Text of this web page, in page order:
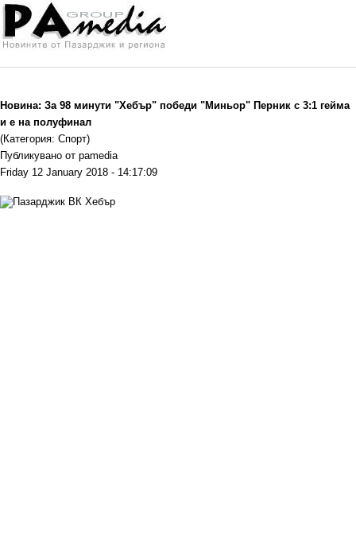
Новина: За 98 минути "Хебър" победи "Миньор" Перник с 3:1 гейма
и е на полуфинал
(Категория: Спорт)
Публикувано от pamedia
Friday 12 January 2018 - 14:17:09